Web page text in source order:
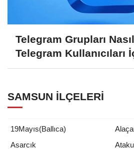
Telegram Grupları
Telegram Kullanıcıları
SAMSUN İLÇELERI
19Mayıs(Ballıca)
Asarcık